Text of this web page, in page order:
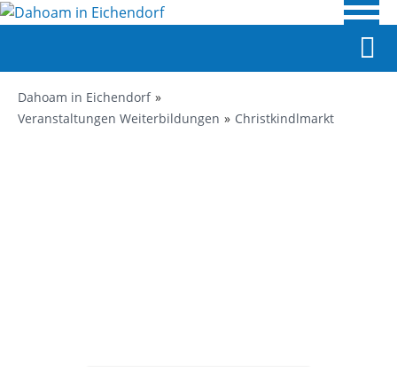
Dahoam in Eichendorf
Veranstaltungen Weiterbildungen
Christkindlmarkt